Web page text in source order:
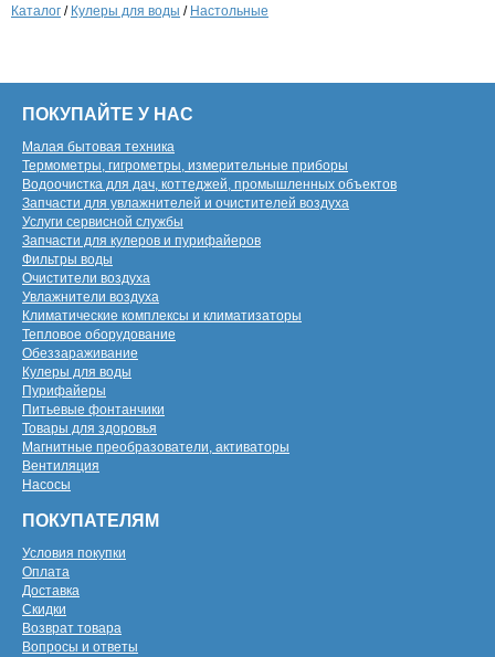
Каталог / Кулеры для воды / Настольные
ПОКУПАЙТЕ У НАС
Малая бытовая техника
Термометры, гигрометры, измерительные приборы
Водоочистка для дач, коттеджей, промышленных объектов
Запчасти для увлажнителей и очистителей воздуха
Услуги сервисной службы
Запчасти для кулеров и пурифайеров
Фильтры воды
Очистители воздуха
Увлажнители воздуха
Климатические комплексы и климатизаторы
Тепловое оборудование
Обеззараживание
Кулеры для воды
Пурифайеры
Питьевые фонтанчики
Товары для здоровья
Магнитные преобразователи, активаторы
Вентиляция
Насосы
ПОКУПАТЕЛЯМ
Условия покупки
Оплата
Доставка
Скидки
Возврат товара
Вопросы и ответы